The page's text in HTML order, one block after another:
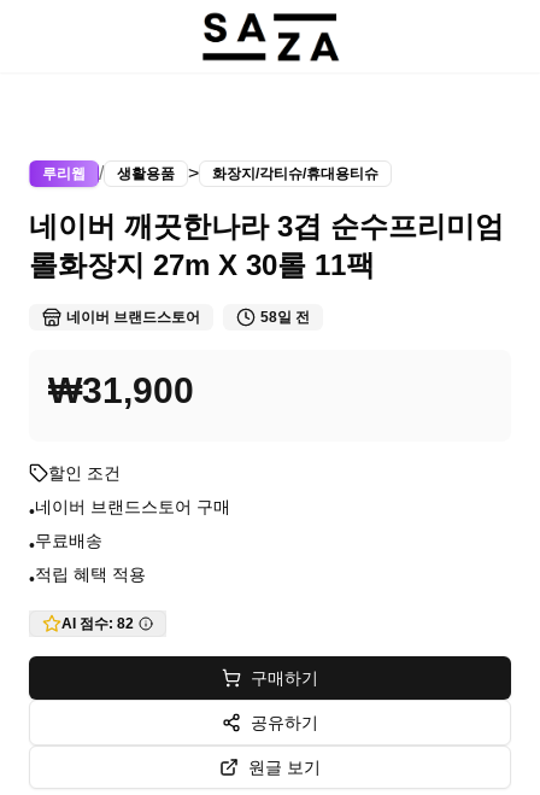
루리웹 / 생활용품 > 화장지/각티슈/휴대용티슈
네이버 깨끗한나라 3겹 순수프리미엄
롤화장지 27m X 30롤 11팩
네이버 브랜드스토어 58일 전
₩31,900
할인 조건
•네이버 브랜드스토어 구매
•무료배송
•적립 혜택 적용
AI 점수: 82
구매하기
공유하기
원글 보기